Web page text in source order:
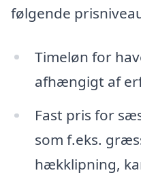
følgende
Timeløn for
afhængigt af
Fast pris for
som f.eks.
hækklipning,